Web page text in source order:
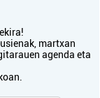
martxan
agenda eta